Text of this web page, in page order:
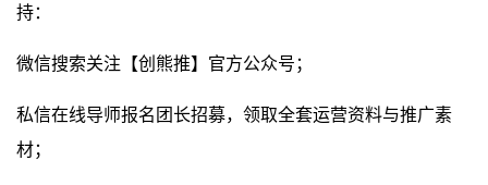
持：
微信搜索关注【创熊推】官方公众号；
私信在线导师报名团长招募，领取全套运营资料与推广素
材；